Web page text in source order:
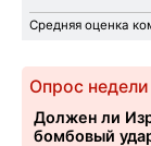
Средняя оценка
Опрос недели
Должен ли
бомбовый